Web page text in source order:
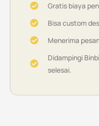
Gratis biaya
Bisa custom
Menerima
Didampingi
selesai.